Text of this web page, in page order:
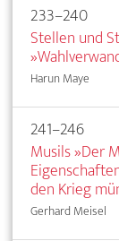
233–240
Stellen und
Harun Maye
241–246
Musils »Der
den Krieg
Gerhard Meisel